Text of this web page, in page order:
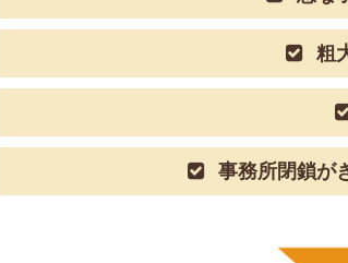
粗
事務所閉鎖が